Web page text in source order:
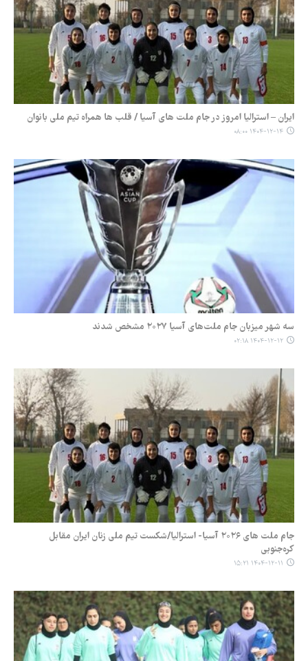
ایران – استرالیا امروز در جام ملت های آسیا / قلب ها همراه تیم ملی بانوان
۱۴۰۴-۱۲-۱۴ ۰۸:۰۰
سه شهر میزبان جام ملت‌های آسیا ۲۰۲۷ مشخص شدند
۱۴۰۴-۱۲-۱۲ ۰۲:۱۸
جام ملت های ۲۰۲۶ آسیا- استرالیا/شکست تیم ملی زنان ایران مقابل
کره‌جنوبی
۱۴۰۴-۱۲-۱۱ ۱۵:۲۱